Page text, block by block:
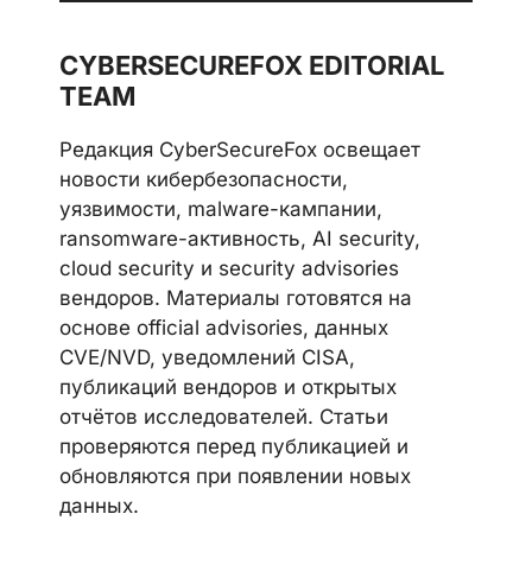
CYBERSECUREFOX EDITORIAL
TEAM
Редакция CyberSecureFox освещает
новости кибербезопасности,
уязвимости, malware-кампании,
ransomware-активность, AI security,
cloud security и security advisories
вендоров. Материалы готовятся на
основе official advisories, данных